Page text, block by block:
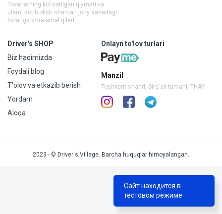
Сайт находится в
тестовом режиме
Tovarlarning ko'rsatilgan qiymati va
ularni sotib olish shartlari joriy sanadagi
holatiga ko'ra amal qiladi.
Driver's SHOP
Biz haqimizda
Foydali blog
T'olov va etkazib berish
Yordam
Aloqa
Onlayn to'lov turlari
Manzil
Toshkent shahri, Sirg'ali tumani, THAY
2023 - © Driver's Village. Barcha huquqlar himoyalangan.